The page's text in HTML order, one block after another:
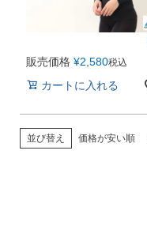
販売価格 ¥2,580税込
カートに入れる
並び替え 価格が安い順